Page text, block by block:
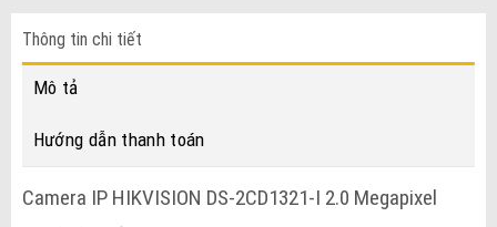
Thông tin chi tiết
Mô tả
Hướng dẫn thanh toán
Camera IP HIKVISION DS-2CD1321-I 2.0 Megapixel